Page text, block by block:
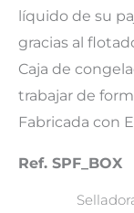
líquido de su
gracias al
Caja de
trabajar de
Fabricada con
Ref. SPF_BOX